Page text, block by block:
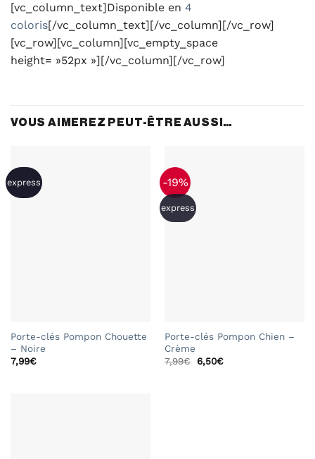
[vc_column_text]Disponible en 4
coloris[/vc_column_text][/vc_column][/vc_row]
[vc_row][vc_column][vc_empty_space
height= »52px »][/vc_column][/vc_row]
VOUS AIMEREZ PEUT-ÊTRE AUSSI…
express
Porte-clés Pompon Chouette
– Noire
7,99€
-19%
express
Porte-clés Pompon Chien –
Crème
7,99€
Le
prix
6,50€Le